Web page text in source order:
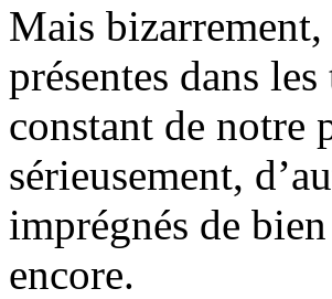
Mais bizarrement,
présentes dans
constant de notre
sérieusement,
imprégnés de
encore.